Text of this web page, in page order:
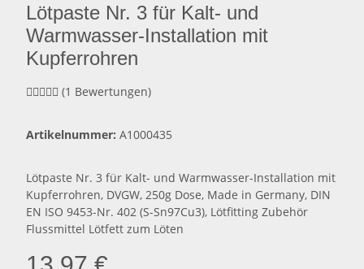
Lötpaste Nr. 3 für Kalt- und
Warmwasser-Installation mit
Kupferrohren
(1 Bewertungen)
Artikelnummer: A1000435
Lötpaste Nr. 3 für Kalt- und Warmwasser-Installation mit
Kupferrohren, DVGW, 250g Dose, Made in Germany, DIN
EN ISO 9453-Nr. 402 (S-Sn97Cu3), Lötfitting Zubehör
Flussmittel Lötfett zum Löten